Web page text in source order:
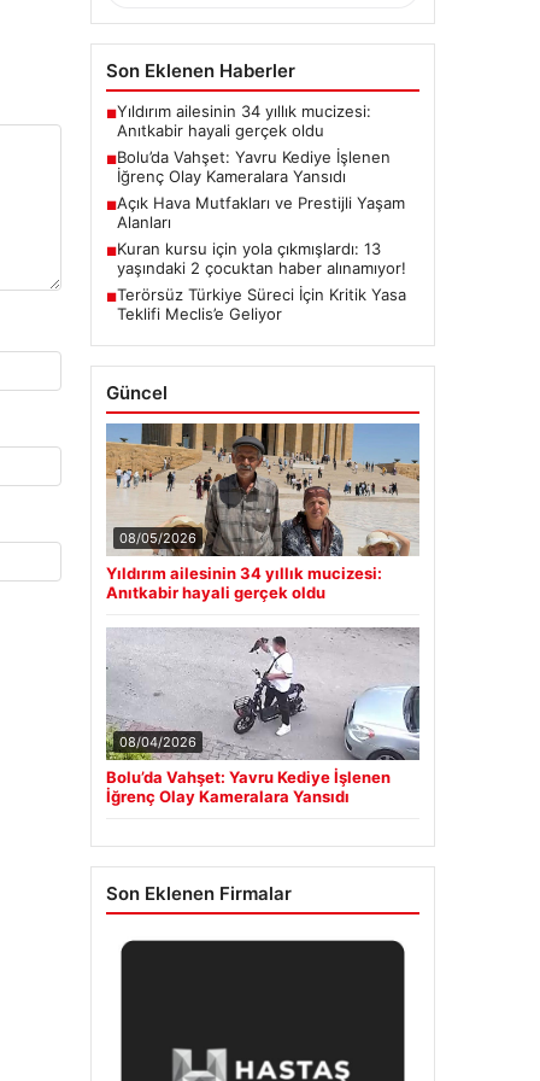
Son Eklenen Haberler
■Yıldırım ailesinin 34 yıllık mucizesi:
Anıtkabir hayali gerçek oldu
■Bolu’da Vahşet: Yavru Kediye İşlenen
İğrenç Olay Kameralara Yansıdı
■Açık Hava Mutfakları ve Prestijli Yaşam
Alanları
■Kuran kursu için yola çıkmışlardı: 13
yaşındaki 2 çocuktan haber alınamıyor!
■Terörsüz Türkiye Süreci İçin Kritik Yasa
Teklifi Meclis’e Geliyor
Güncel
08/05/2026
Yıldırım ailesinin 34 yıllık mucizesi:
Anıtkabir hayali gerçek oldu
08/04/2026
Bolu’da Vahşet: Yavru Kediye İşlenen
İğrenç Olay Kameralara Yansıdı
Son Eklenen Firmalar